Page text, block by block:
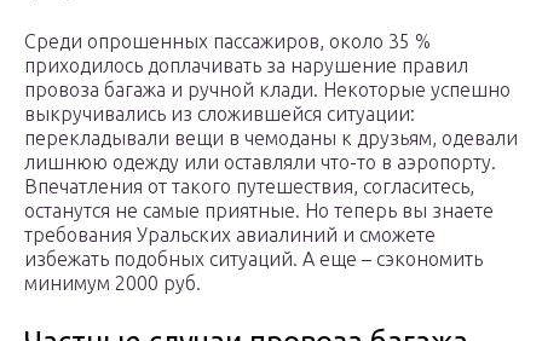
Среди опрошенных пассажиров, около 35 %
приходилось доплачивать за нарушение правил
провоза багажа и ручной клади. Некоторые успешно
выкручивались из сложившейся ситуации:
перекладывали вещи в чемоданы к друзьям, одевали
лишнюю одежду или оставляли что-то в аэропорту.
Впечатления от такого путешествия, согласитесь,
останутся не самые приятные. Но теперь вы знаете
требования Уральских авиалиний и сможете
избежать подобных ситуаций. А еще – сэкономить
минимум 2000 руб.